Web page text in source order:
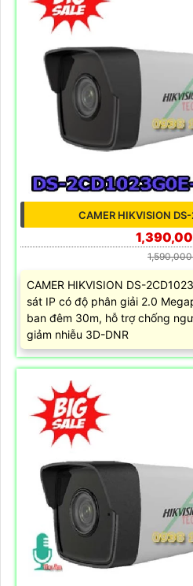
CAMER HIKVISION
CAMER HIKVISION DS-
sát IP có độ phân giải 2.0
ban đêm 30m, hỗ trợ chống
giảm nhiễu 3D-DNR